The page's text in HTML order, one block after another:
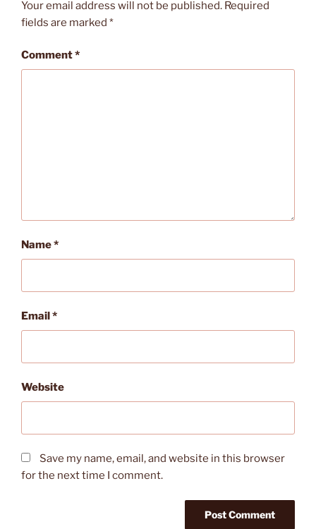
Your email address will not be published. Required
fields are marked *
Comment*
Name*
Email *
Website
Save my name, email, and website in this browser
for the next time I comment.